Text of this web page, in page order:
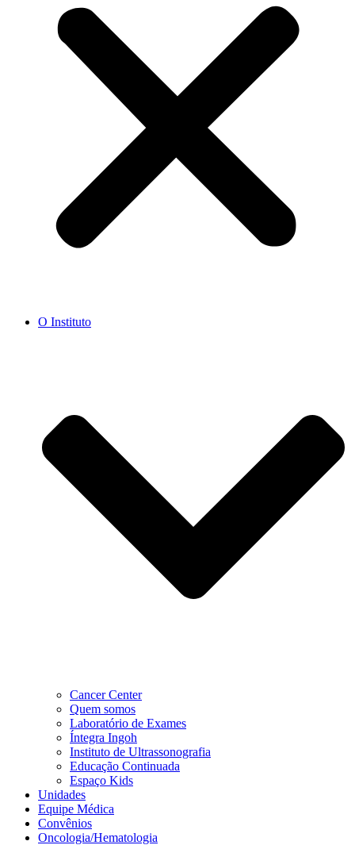
O Instituto
Cancer Center
Quem somos
Laboratório de Exames
Íntegra Ingoh
Instituto de Ultrassonografia
Educação Continuada
Espaço Kids
Unidades
Equipe Médica
Convênios
Oncologia/Hematologia